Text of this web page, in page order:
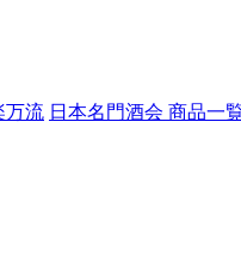
万流 日本名門酒会 商品一